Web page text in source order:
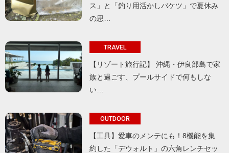
ス」と「釣り用活かしバケツ」で夏休み
の思…
TRAVEL
【リゾート旅行記】 沖縄・伊良部島で家
族と過ごす、プールサイドで何もしな
い…
OUTDOOR
【工具】愛車のメンテにも！8機能を集
約した「デウォルト」の六角レンチセッ